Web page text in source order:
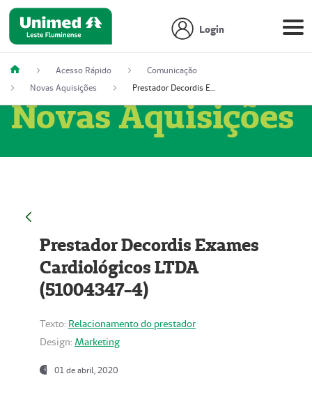
Login
Acesso Rápido
Comunicação
Novas Aquisições
Prestador Decordis Exames Cardiológicos LTDA (51004347-4)
Novas Aquisições
Prestador Decordis Exames
Cardiológicos LTDA
(51004347-4)
Texto: Relacionamento do prestador
Design: Marketing
01 de abril, 2020